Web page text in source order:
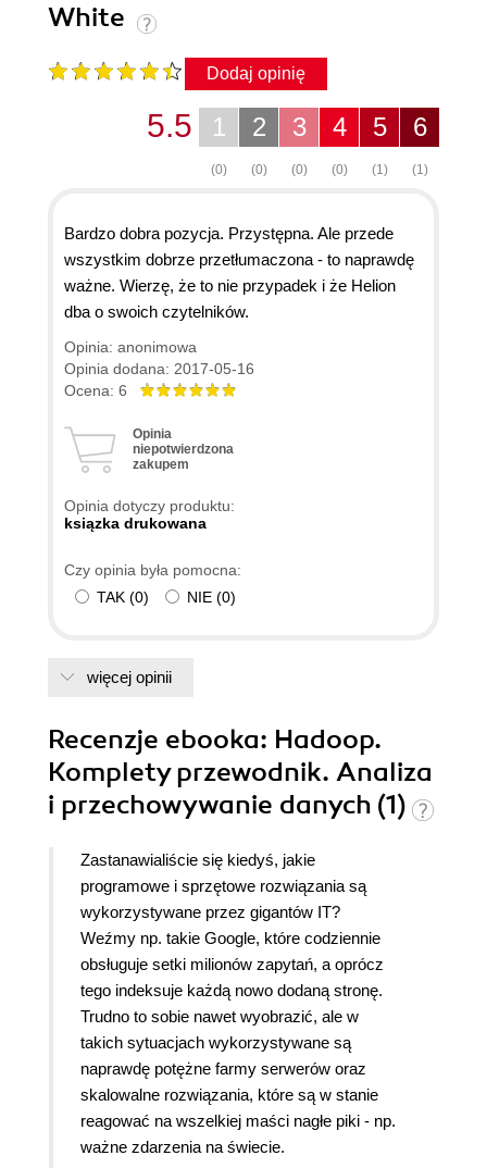
White
Dodaj opinię
6
(1)
5
(1)
4
(0)
3
(0)
2
(0)
1
(0)
5.5
Bardzo dobra pozycja. Przystępna. Ale przede
wszystkim dobrze przetłumaczona - to naprawdę
ważne. Wierzę, że to nie przypadek i że Helion
dba o swoich czytelników.
Opinia: anonimowa
Opinia dodana: 2017-05-16
Ocena: 6
Opinia
niepotwierdzona
zakupem
Opinia dotyczy produktu:
ksiązka drukowana
Czy opinia była pomocna:
TAK (0) NIE (0)
więcej opinii
Recenzje ebooka: Hadoop.
Komplety przewodnik. Analiza
i przechowywanie danych (1)
Zastanawialiście się kiedyś, jakie
programowe i sprzętowe rozwiązania są
wykorzystywane przez gigantów IT?
Weźmy np. takie Google, które codziennie
obsługuje setki milionów zapytań, a oprócz
tego indeksuje każdą nowo dodaną stronę.
Trudno to sobie nawet wyobrazić, ale w
takich sytuacjach wykorzystywane są
naprawdę potężne farmy serwerów oraz
skalowalne rozwiązania, które są w stanie
reagować na wszelkiej maści nagłe piki - np.
ważne zdarzenia na świecie.